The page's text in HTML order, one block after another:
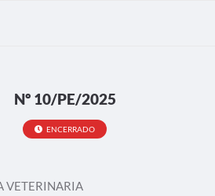
Nº 10/PE/2025
ENCERRADO
VETERINARIA